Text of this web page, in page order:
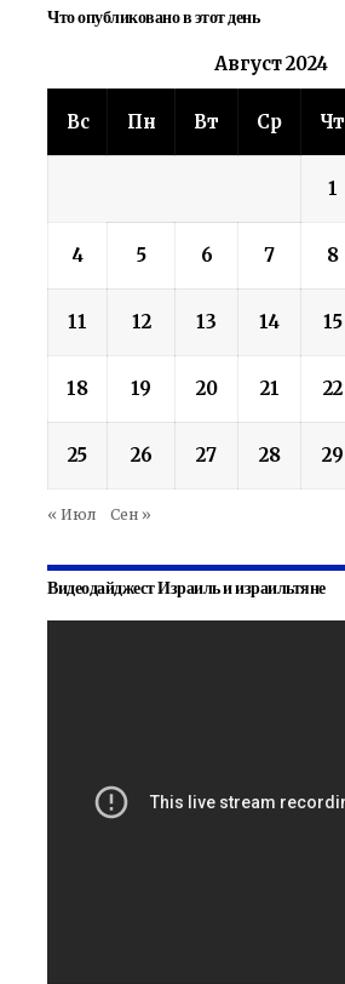
Что опубликовано в этот день
Август 2024
Вс Пн Вт Ср Чт
1
4 5 6 7 8
11 12 13 14 15
18 19 20 21 22
25 26 27 28 29
« Июл Сен »
Видеодайджест Израиль и израильтяне